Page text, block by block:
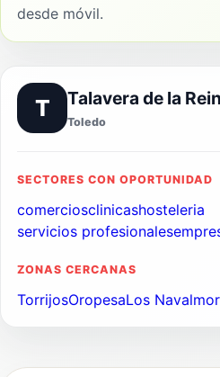
desde móvil.
T Talavera de la
Toledo
SECTORES CON OPORTUNIDAD
comerciosclinicashosteleria
servicios profesionales
ZONAS CERCANAS
TorrijosOropesaLos